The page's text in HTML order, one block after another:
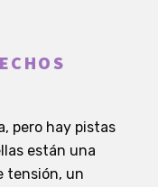
pero hay pistas
están una
tensión, un